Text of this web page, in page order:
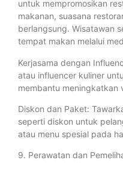
untuk mempromosikan
makanan, suasana
berlangsung. Wisatawan
tempat makan melalui
Kerjasama dengan
atau influencer kuliner
membantu meningkatkan
Diskon dan Paket:
seperti diskon untuk
atau menu spesial pada
9. Perawatan dan